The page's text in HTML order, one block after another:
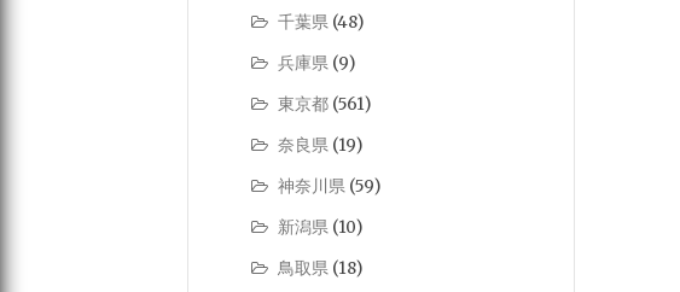
千葉県 (48)
兵庫県 (9)
東京都 (561)
奈良県 (19)
神奈川県 (59)
新潟県 (10)
鳥取県 (18)